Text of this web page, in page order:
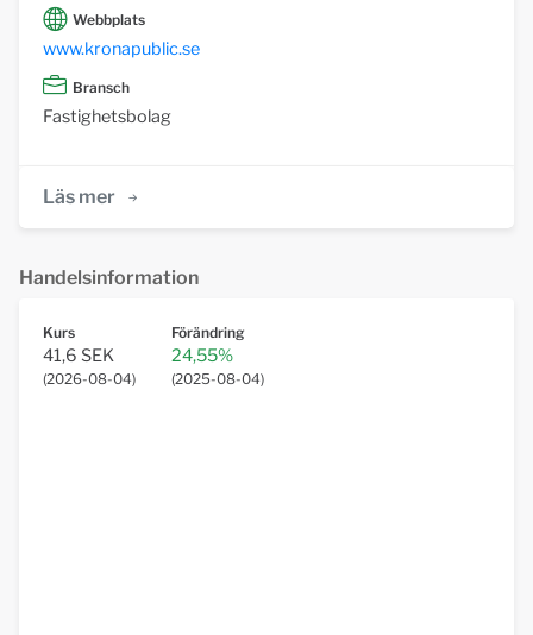
Webbplats
www.kronapublic.se
Bransch
Fastighetsbolag
Läs mer
Handelsinformation
Kurs
41,6 SEK
(2026-08-04)
Förändring
24,55%
(2025-08-04)